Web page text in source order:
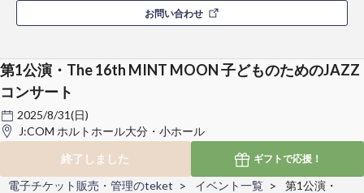
お問い合わせ
第1公演・The 16th MINT MOON 子どものためのJAZZ
コンサート
2025/8/31(日)
J:COM ホルトホール大分・小ホール
終了しました
ギフトで応援！
電子チケット販売・管理のteket イベント一覧
第1公演・